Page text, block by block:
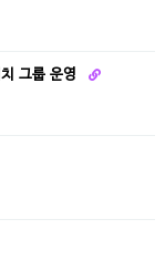
그룹 운영